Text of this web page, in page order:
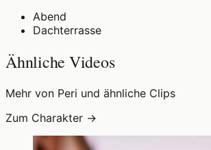
Abend
Dachterrasse
Ähnliche Videos
Mehr von Peri und ähnliche Clips
Zum Charakter →